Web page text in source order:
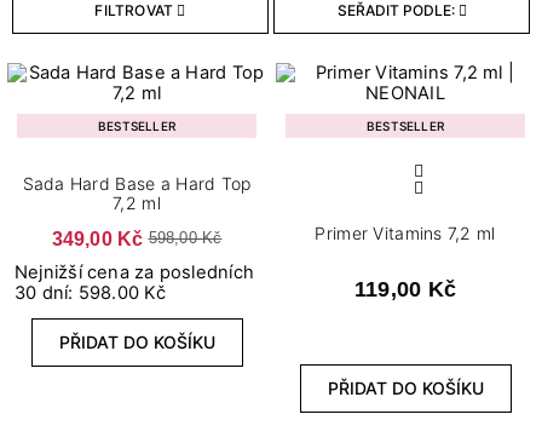
10 ks 1
250 ks 1
1000 ml 1
3 ml 1
60 g 1
FILTROVAT SEŘADIT PODLE:
BESTSELLER
Sada Hard Base a Hard Top
7,2 ml
349,00 Kč 598,00 Kč
Nejnižší cena za posledních
30 dní: 598.00 Kč
PŘIDAT DO KOŠÍKU
BESTSELLER
Primer Vitamins 7,2 ml
119,00 Kč
PŘIDAT DO KOŠÍKU